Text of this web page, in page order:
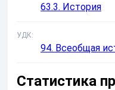
63.3. История
УДК
94. Всеобщая
Статистика